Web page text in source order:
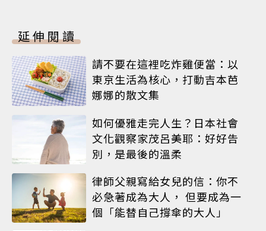
延伸閱讀
請不要在這裡吃炸雞便當：以
東京生活為核心，打動吉本芭
娜娜的散文集
如何優雅走完人生？日本社會
文化觀察家茂呂美耶：好好告
別，是最後的溫柔
律師父親寫給女兒的信：你不
必急著成為大人， 但要成為一
個「能替自己撐傘的大人」